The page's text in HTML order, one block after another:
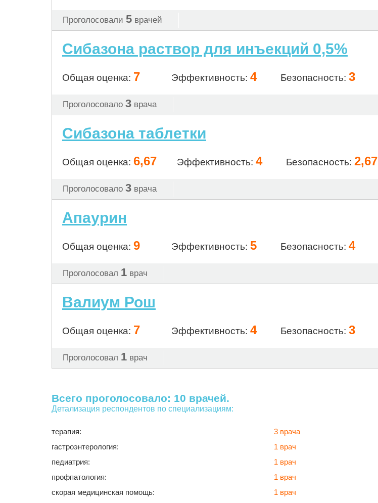
Проголосовали 5 врачей
Сибазона раствор для инъекций 0,5%
Общая оценка: 7 Эффективность: 4 Безопасность: 3
Проголосовало 3 врача
Сибазона таблетки
Общая оценка: 6,67 Эффективность: 4 Безопасность: 2,67
Проголосовало 3 врача
Апаурин
Общая оценка: 9 Эффективность: 5 Безопасность: 4
Проголосовал 1 врач
Валиум Рош
Общая оценка: 7 Эффективность: 4 Безопасность: 3
Проголосовал 1 врач
Всего проголосовало: 10 врачей.
Детализация респондентов по специализациям:
терапия:
3 врача
гастроэнтерология:
1 врач
педиатрия:
1 врач
профпатология:
1 врач
скорая медицинская помощь:
1 врач